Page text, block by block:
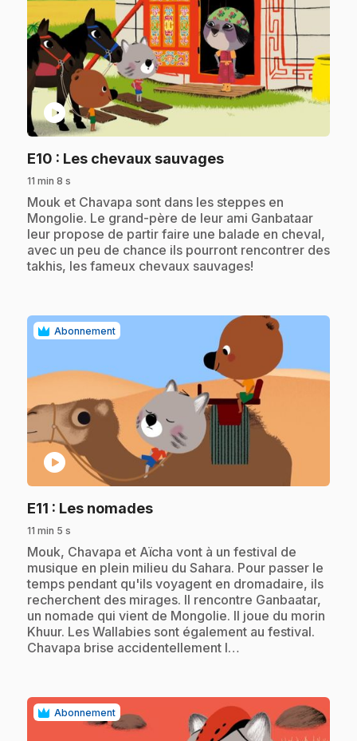
play_circle
E10 : Les chevaux sauvages.
11 min 8 s
.Mouk et Chavapa sont dans les steppes en
Mongolie. Le grand-père de leur ami Ganbataar
leur propose de partir faire une balade en cheval,
avec un peu de chance ils pourront rencontrer des
takhis, les fameux chevaux sauvages!
Abonnement
play_circle
E11 : Les nomades.
11 min 5 s
.Mouk, Chavapa et Aïcha vont à un festival de
musique en plein milieu du Sahara. Pour passer le
temps pendant qu'ils voyagent en dromadaire, ils
recherchent des mirages. Il rencontre Ganbaatar,
un nomade qui vient de Mongolie. Il joue du morin
Khuur. Les Wallabies sont également au festival.
Chavapa brise accidentellement l…
Abonnement